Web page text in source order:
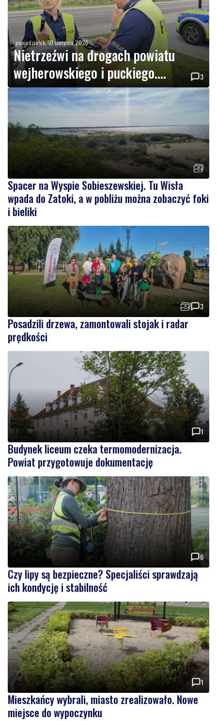
poniedziałek, 10 sierpnia 2026
Nietrzeźwi na drogach powiatu
wejherowskiego i puckiego.
Policja przeprowadziła akcję
„Trzeźwość”
3
Spacer na Wyspie Sobieszewskiej. Tu Wisła
wpada do Zatoki, a w pobliżu można zobaczyć foki
i bieliki
3
Posadzili drzewa, zamontowali stojak i radar
prędkości
1
Budynek liceum czeka termomodernizacja.
Powiat przygotowuje dokumentację
6
Czy lipy są bezpieczne? Specjaliści sprawdzają
ich kondycję i stabilność
1
Mieszkańcy wybrali, miasto zrealizowało. Nowe
miejsce do wypoczynku